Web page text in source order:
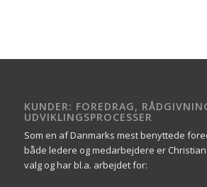
KUNDER: FOREDRAG,
UDVIKLINGSPROCESSER
Som en af Danmarks mest benyttede
både ledere og medarbejdere er
valg og har bl.a. arbejdet for: